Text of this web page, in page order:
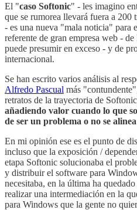
El "caso Softonic" - les imagino
que se rumorea llevará fuera a 200
- es una nueva "mala noticia" para
referente de gran empresa web -
puede presumir en exceso - y de
internacional.
Se han escrito varios análisis al
Alfredo Pascual más
retratos de la trayectoria de
añadiendo valor cuando lo que
de ser un problema o no se
En mi opinión ese es el punto de
incluso que la exposición /
etapa Softonic solucionaba el
y distribuir el software para
necesitaba, en la última ha
realizar una intermediación en la
para Windows que la gente no